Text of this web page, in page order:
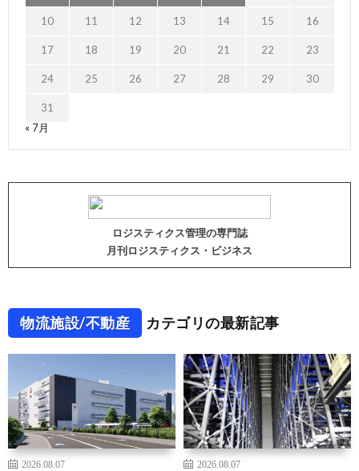
10 11 12 13 14 15 16
17 18 19 20 21 22 23
24 25 26 27 28 29 30
31
« 7月
ロジスティクス管理の専門誌
月刊ロジスティクス・ビジネス
物流施設/不動産 カテゴリの最新記事
2026.08.07
2026.08.07